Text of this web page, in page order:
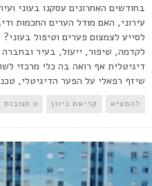
בחודשים האחרונים עסקנו בעוני
עירוני, האם מודל הערים החכמות
לסייע לצמצום פערים וטיפול
לקדמה, שיפור, ייעול, בעיר
דיגיטלית אף רואה בה כלי מרכזי
שיזף רפאלי על הפער הדיגיטלי,
להמציא קריאת כיוון 0 תגובות